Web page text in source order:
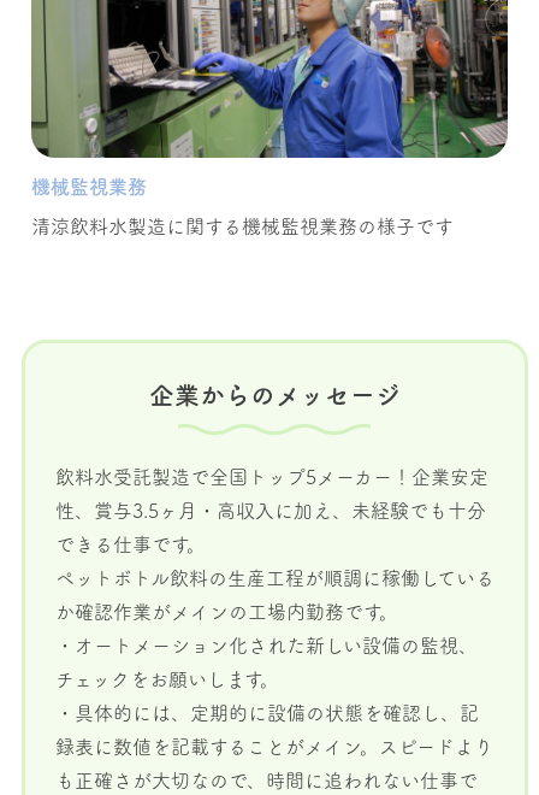
機械監視業務
清涼飲料水製造に関する機械監視業務の様子です
企業からのメッセージ
飲料水受託製造で全国トップ5メーカー！企業安定
性、賞与3.5ヶ月・高収入に加え、未経験でも十分
できる仕事です。
ペットボトル飲料の生産工程が順調に稼働している
か確認作業がメインの工場内勤務です。
・オートメーション化された新しい設備の監視、
チェックをお願いします。
・具体的には、定期的に設備の状態を確認し、記
録表に数値を記載することがメイン。スピードより
も正確さが大切なので、時間に追われない仕事で